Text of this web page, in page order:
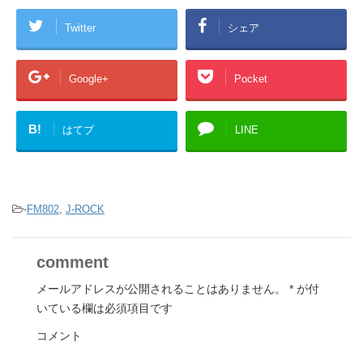
Twitter シェア
Google+ Pocket
B! はてブ LINE
-FM802 J-ROCK
comment
メールアドレスが公開されることはありません。 * が付
いている欄は必須項目です
コメント